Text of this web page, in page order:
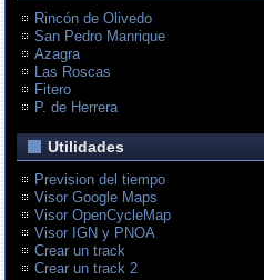
Rincón de Olivedo
San Pedro Manrique
Azagra
Las Roscas
Fitero
P. de Herrera
Utilidades
Prevision del tiempo
Visor Google Maps
Visor OpenCycleMap
Visor IGN y PNOA
Crear un track
Crear un track 2